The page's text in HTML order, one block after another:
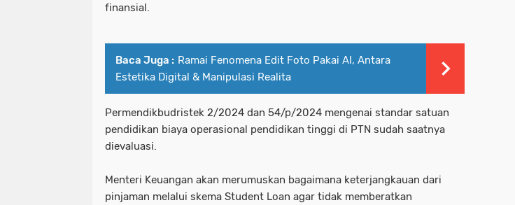
finansial.
Baca Juga : Ramai Fenomena Edit Foto Pakai AI, Antara
Estetika Digital & Manipulasi Realita
Permendikbudristek 2/2024 dan 54/p/2024 mengenai standar satuan
pendidikan biaya operasional pendidikan tinggi di PTN sudah saatnya
dievaluasi.
Menteri Keuangan akan merumuskan bagaimana keterjangkauan dari
pinjaman melalui skema Student Loan agar tidak memberatkan